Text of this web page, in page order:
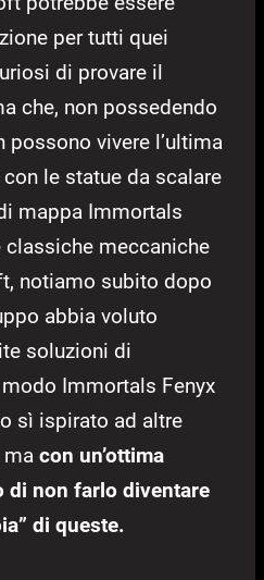
per tutti quei
di provare il
che, non possedendo
possono vivere l’ultima
le statue da scalare
mappa Immortals
classiche meccaniche
notiamo subito dopo
abbia voluto
soluzioni di
Immortals Fenyx
sì ispirato ad altre
ma con un’ottima
di non farlo diventare
di queste.